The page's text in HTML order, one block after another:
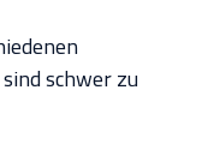
schwer zu